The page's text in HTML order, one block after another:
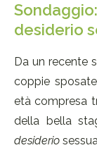
desiderio
Da un recente
coppie
età compresa
della bella
desiderio